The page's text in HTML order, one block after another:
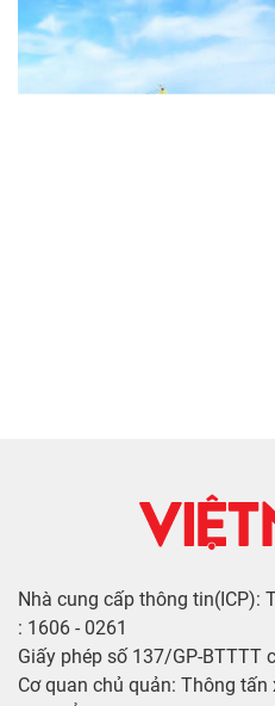
Nhà cung cấp thông tin(ICP):
: 1606 - 0261
Giấy phép số 137/GP-
Cơ quan chủ quản: Thông tấn